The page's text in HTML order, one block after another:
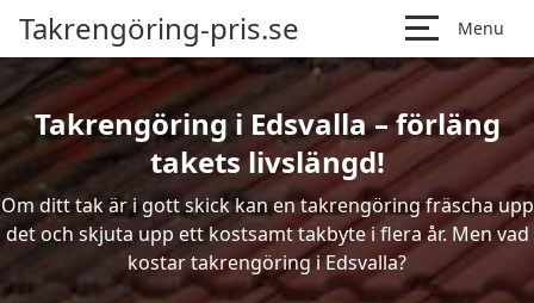
Takrengöring-pris.se Menu
Takrengöring i Edsvalla – förläng
takets livslängd!
Om ditt tak är i gott skick kan en takrengöring fräscha upp
det och skjuta upp ett kostsamt takbyte i flera år. Men vad
kostar takrengöring i Edsvalla?